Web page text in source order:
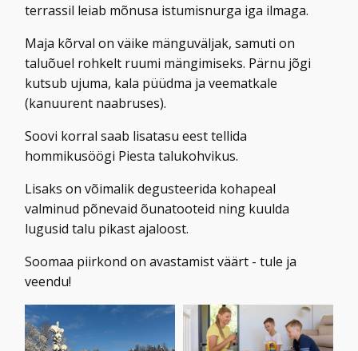
terrassil leiab mõnusa istumisnurga iga ilmaga.
Maja kõrval on väike mänguväljak, samuti on
taluõuel rohkelt ruumi mängimiseks. Pärnu jõgi
kutsub ujuma, kala püüdma ja veematkale
(kanuurent naabruses).
Soovi korral saab lisatasu eest tellida
hommikusöögi Piesta talukohvikus.
Lisaks on võimalik degusteerida kohapeal
valminud põnevaid õunatooteid ning kuulda
lugusid talu pikast ajaloost.
Soomaa piirkond on avastamist väärt - tule ja
veendu!